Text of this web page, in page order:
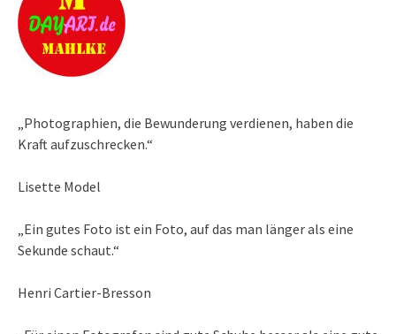
„Photographien, die Bewunderung verdienen, haben die
Kraft aufzuschrecken.“
Lisette Model
„Ein gutes Foto ist ein Foto, auf das man länger als eine
Sekunde schaut.“
Henri Cartier-Bresson